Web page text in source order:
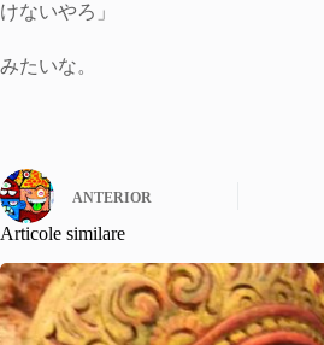
けないやろ」
みたいな。
ANTERIOR
Articole similare